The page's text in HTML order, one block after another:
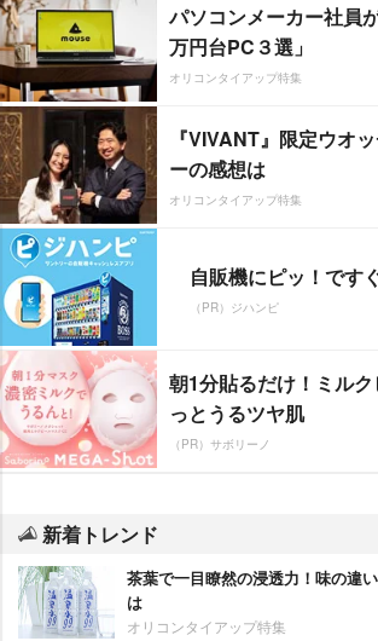
パソコンメーカー社員
万円台PC３選」
オリコンタイアップ特集
『VIVANT』限定ウオ
ーの感想は
オリコンタイアップ特集
自販機にピッ！です
（PR）ジハンピ
朝1分貼るだけ！ミル
っとうるツヤ肌
（PR）サボリーノ
新着トレンド
茶葉で一目瞭然の浸透力！味の違
は
オリコンタイアップ特集